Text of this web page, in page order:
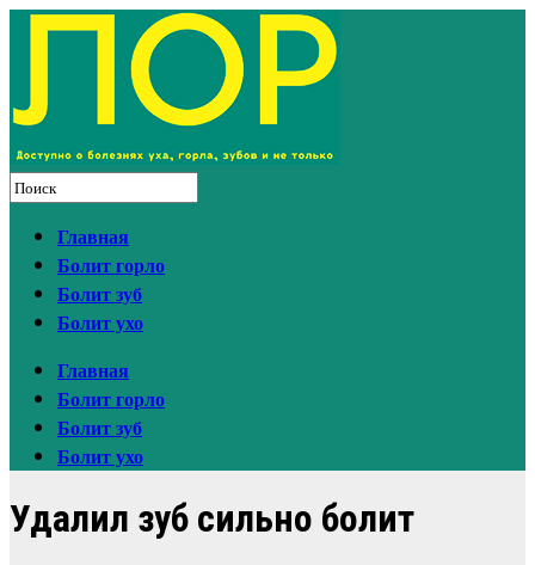
Главная
Болит горло
Болит зуб
Болит ухо
Главная
Болит горло
Болит зуб
Болит ухо
Удалил зуб сильно болит